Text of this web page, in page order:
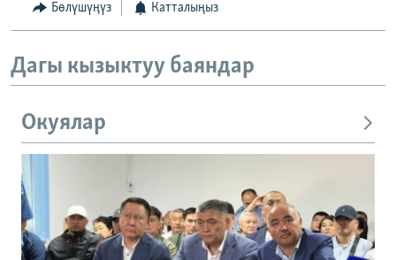
Бөлүшүңүз Катталыңыз
Дагы кызыктуу баяндар
Окуялар